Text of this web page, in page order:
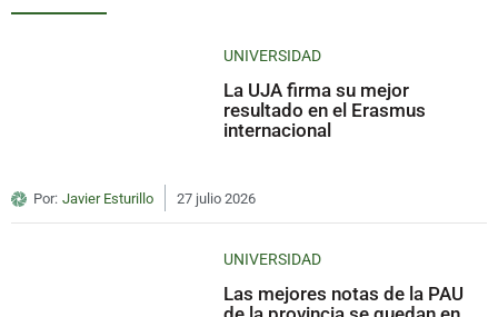
UNIVERSIDAD
La UJA firma su mejor
resultado en el Erasmus
internacional
Por: Javier Esturillo 27 julio 2026
UNIVERSIDAD
Las mejores notas de la PAU